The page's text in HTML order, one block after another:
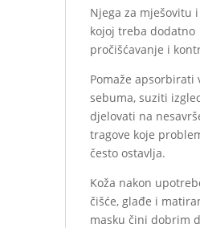
Njega za mješovitu
kojoj treba dodatno
pročišćavanje i
Pomaže apsorbirati
sebuma, suziti
djelovati na
tragove koje
često ostavlja.
Koža nakon
čišće, glađe i
masku čini dobrim